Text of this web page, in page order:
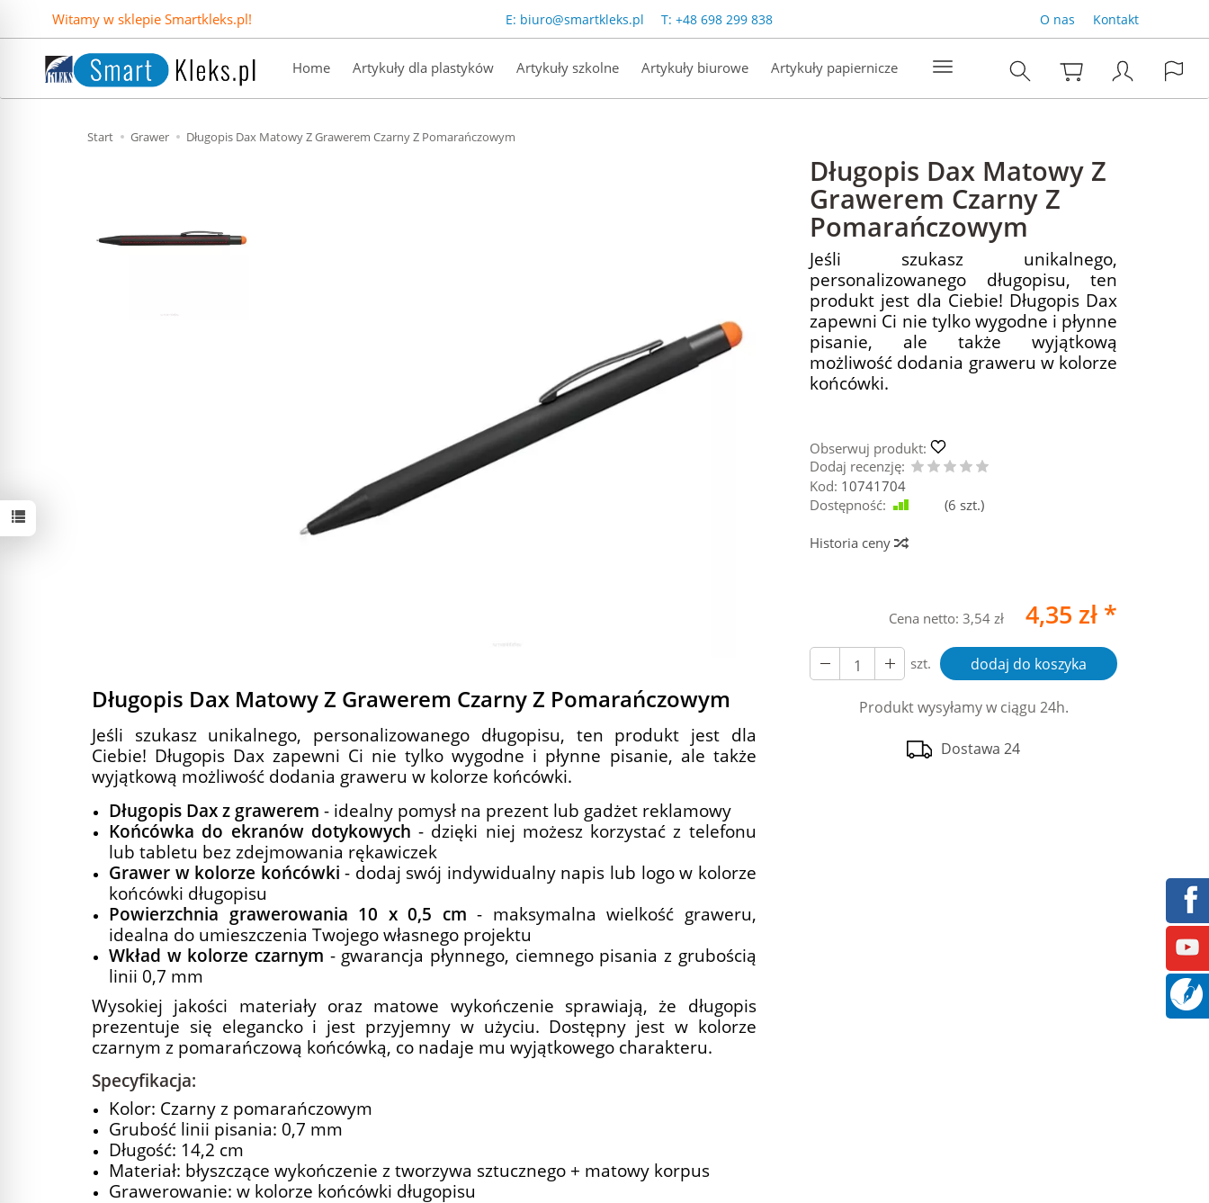
Witamy w sklepie Smartkleks.pl! E: biuro@smartkleks.pl T: +48 698 299 838 O nas Kontakt
Home Artykuły dla plastyków Artykuły szkolne Artykuły biurowe Artykuły papiernicze
Start Grawer Długopis Dax Matowy Z Grawerem Czarny Z Pomarańczowym
Długopis Dax Matowy Z
Grawerem Czarny Z
Pomarańczowym
Jeśli szukasz unikalnego,
personalizowanego długopisu, ten
produkt jest dla Ciebie! Długopis Dax
zapewni Ci nie tylko wygodne i płynne
pisanie, ale także wyjątkową
możliwość dodania graweru w kolorze
końcówki.
Obserwuj produkt:
Dodaj recenzję:
Kod: 10741704
Dostępność:
(6 szt.)
Historia ceny
Cena netto: 3,54 zł 4,35 zł *
szt. dodaj do koszyka
Produkt wysyłamy w ciągu 24h.
Dostawa 24
Długopis Dax Matowy Z Grawerem Czarny Z Pomarańczowym
Jeśli szukasz unikalnego, personalizowanego długopisu, ten produkt jest dla
Ciebie! Długopis Dax zapewni Ci nie tylko wygodne i płynne pisanie, ale także
wyjątkową możliwość dodania graweru w kolorze końcówki.
Długopis Dax z grawerem - idealny pomysł na prezent lub gadżet reklamowy
Końcówka do ekranów dotykowych - dzięki niej możesz korzystać z telefonu
lub tabletu bez zdejmowania rękawiczek
Grawer w kolorze końcówki - dodaj swój indywidualny napis lub logo w kolorze
końcówki długopisu
Powierzchnia grawerowania 10 x 0,5 cm - maksymalna wielkość graweru,
idealna do umieszczenia Twojego własnego projektu
Wkład w kolorze czarnym - gwarancja płynnego, ciemnego pisania z grubością
linii 0,7 mm
Wysokiej jakości materiały oraz matowe wykończenie sprawiają, że długopis
prezentuje się elegancko i jest przyjemny w użyciu. Dostępny jest w kolorze
czarnym z pomarańczową końcówką, co nadaje mu wyjątkowego charakteru.
Specyfikacja:
Kolor: Czarny z pomarańczowym
Grubość linii pisania: 0,7 mm
Długość: 14,2 cm
Materiał: błyszczące wykończenie z tworzywa sztucznego + matowy korpus
Grawerowanie: w kolorze końcówki długopisu